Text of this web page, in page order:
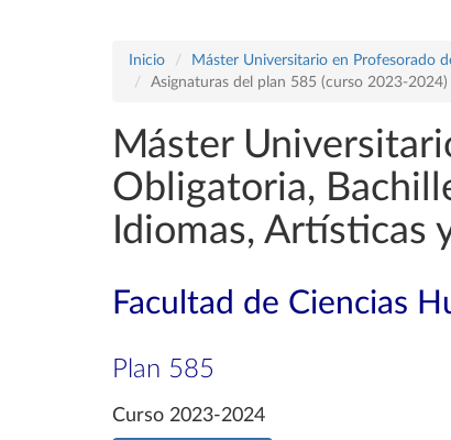
Inicio
Máster Universitario en Profesorado
Asignaturas del plan 585 (curso 2023-2024)
Máster
Obligatoria,
Idiomas, Artísticas
Facultad de Ciencias
Plan 585
Curso 2023-2024